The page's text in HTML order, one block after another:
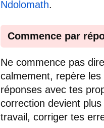
Ndolomath.
Commence par
Ne commence pas
calmement, repère
réponses avec tes
correction devient
travail, corriger tes